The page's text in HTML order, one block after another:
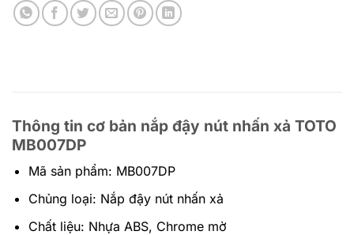
Thông tin cơ bản nắp đậy nút nhấn xả TOTO
MB007DP
Mã sản phẩm: MB007DP
Chủng loại: Nắp đậy nút nhấn xả
Chất liệu: Nhựa ABS, Chrome mờ